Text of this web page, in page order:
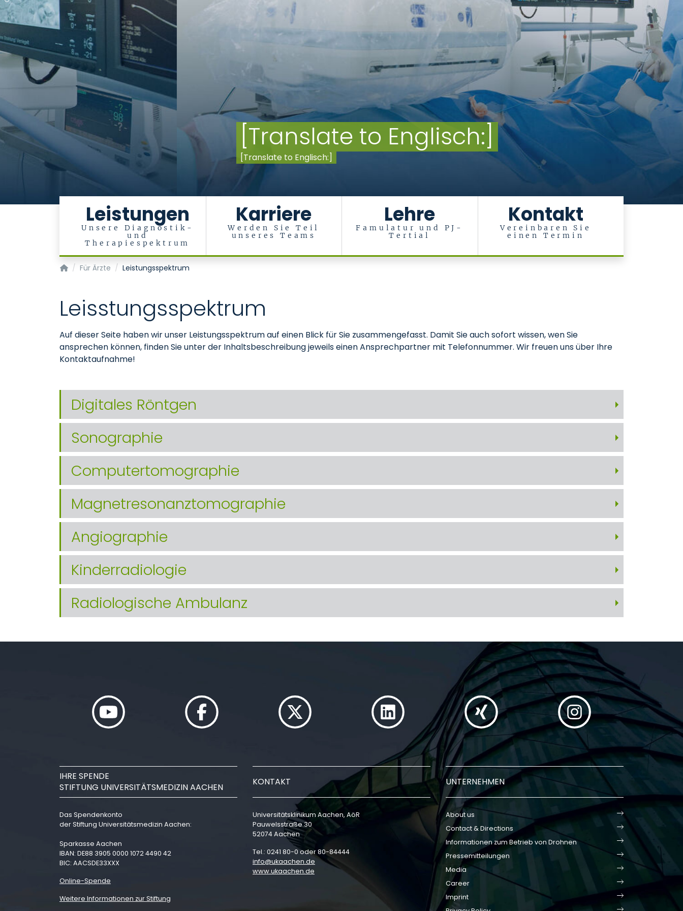
[Translate to Englisch:]
[Translate to Englisch:]
Leistungen
Unsere Diagnostik-
und
Therapiespektrum
Karriere
Werden Sie Teil
unseres Teams
Lehre
Famulatur und PJ-
Tertial
Kontakt
Vereinbaren Sie
einen Termin
Klinik für Diagnostische und Interventionelle Radiologie
Für Ärzte Leistungsspektrum
Leisstungsspektrum
Auf dieser Seite haben wir unser Leistungsspektrum auf einen Blick für Sie zusammengefasst. Damit Sie auch sofort wissen, wen Sie
ansprechen können, finden Sie unter der Inhaltsbeschreibung jeweils einen Ansprechpartner mit Telefonnummer. Wir freuen uns über Ihre
Kontaktaufnahme!
Digitales Röntgen
Sonographie
Computertomographie
Magnetresonanztomographie
Angiographie
Kinderradiologie
Radiologische Ambulanz
IHRE SPENDE
STIFTUNG UNIVERSITÄTSMEDIZIN AACHEN
Das Spendenkonto
der Stiftung Universitätsmedizin Aachen:
Sparkasse Aachen
IBAN: DE88 3905 0000 1072 4490 42
BIC: AACSDE33XXX
Online-Spende
Weitere Informationen zur Stiftung
KONTAKT
Universitätsklinikum Aachen, AöR
Pauwelsstraße 30
52074 Aachen
Tel.: 0241 80-0 oder 80-84444
info
ukaachen de
www.ukaachen.de
UNTERNEHMEN
About us
Contact & Directions
Informationen zum Betrieb von Drohnen
Pressemitteilungen
Media
Career
Imprint